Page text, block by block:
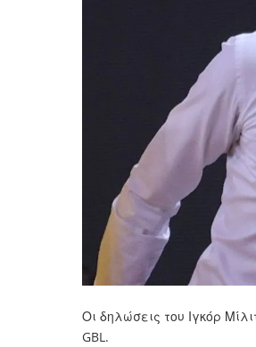
Οι δηλώσεις του Ιγκόρ
GBL.